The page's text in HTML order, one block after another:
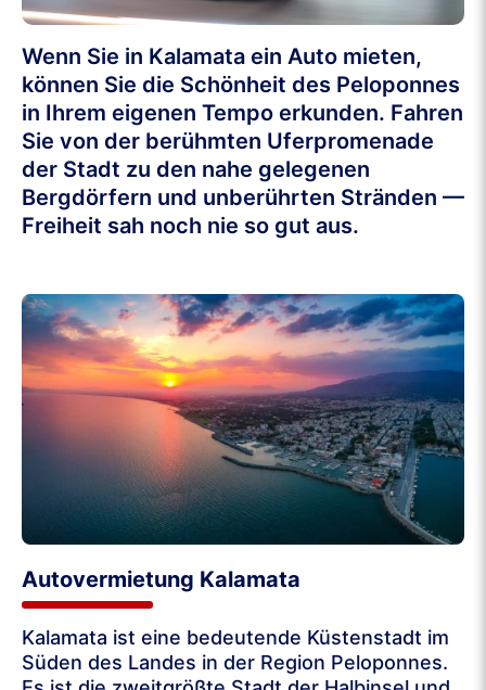
Wenn Sie in Kalamata ein Auto mieten,
können Sie die Schönheit des Peloponnes
in Ihrem eigenen Tempo erkunden. Fahren
Sie von der berühmten Uferpromenade
der Stadt zu den nahe gelegenen
Bergdörfern und unberührten Stränden —
Freiheit sah noch nie so gut aus.
Autovermietung Kalamata
Kalamata ist eine bedeutende Küstenstadt im
Süden des Landes in der Region Peloponnes.